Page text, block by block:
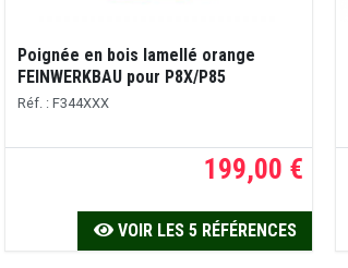
Poignée en bois lamellé orange
FEINWERKBAU pour P8X/P85
Réf. : F344XXX
199,00 €
VOIR LES 5 RÉFÉRENCES